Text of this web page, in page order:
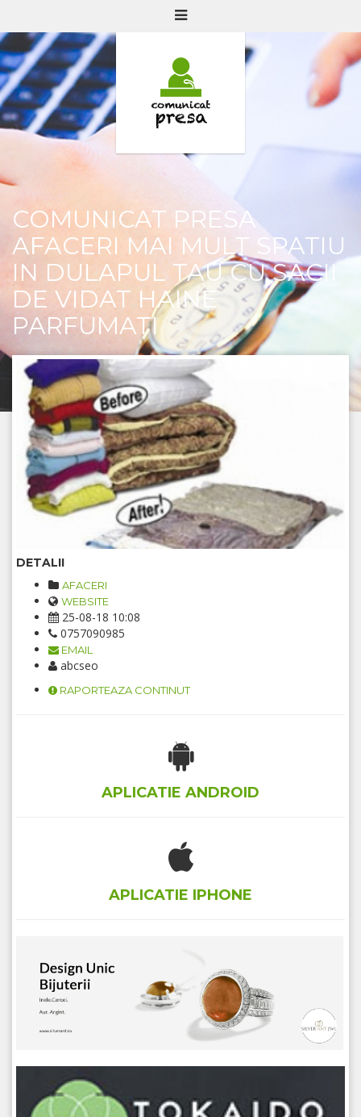
COMUNICAT PRESA
AFACERI MAI MULT SPATIU
IN DULAPUL TAU CU SACII
DE VIDAT HAINE
PARFUMATI
DETALII
AFACERI
WEBSITE
25-08-18 10:08
0757090985
EMAIL
abcseo
RAPORTEAZA CONTINUT
APLICATIE ANDROID
APLICATIE IPHONE